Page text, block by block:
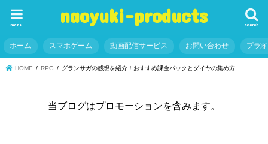
naoyuki-products search
menu
ホーム スマホゲーム 動画配信サービス お問い合わせ プラ
HOME RPG グランサガの感想を紹介！おすすめ課金パックとダイヤの集め方
当ブログはプロモーションを含みます。